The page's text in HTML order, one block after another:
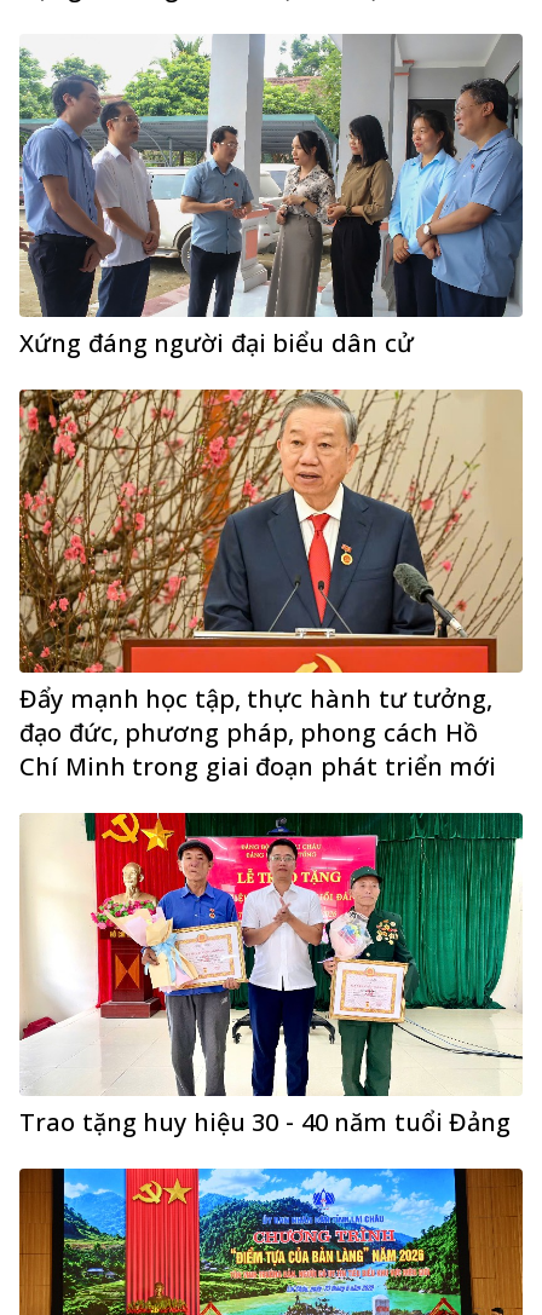
Xứng đáng người đại biểu dân cử
Đẩy mạnh học tập, thực hành tư tưởng,
đạo đức, phương pháp, phong cách Hồ
Chí Minh trong giai đoạn phát triển mới
Trao tặng huy hiệu 30 - 40 năm tuổi Đảng